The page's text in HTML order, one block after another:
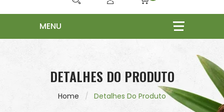
DETALHES DO PRODUTO
Home Detalhes Do Produto